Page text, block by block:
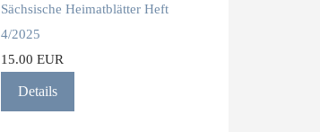
Sächsische Heimatblätter Heft
4/2025
15.00 EUR
Details